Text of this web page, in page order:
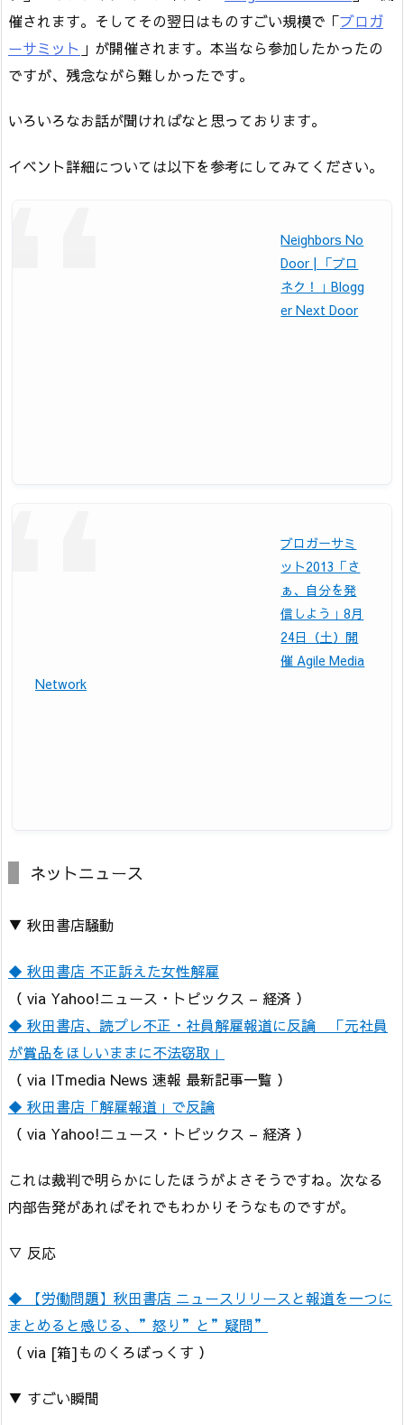
催されます。そしてその翌日はものすごい規模で「ブロガ
ーサミット 」が開催されます。本当なら参加したかったの
ですが、残念ながら難しかったです。
いろいろなお話が聞ければなと思っております。
イベント詳細については以下を参考にしてみてください。
Neighbors No
Door | 「ブロ
ネク！」Blogg
er Next Door
ブロガーサミ
ット2013「さ
ぁ、自分を発
信しよう」8月
24日（土）開
催 Agile Media
Network
ネットニュース
▼ 秋田書店騒動
◆ 秋田書店 不正訴えた女性解雇
（ via Yahoo!ニュース・トピックス – 経済 ）
◆ 秋田書店、読プレ不正・社員解雇報道に反論 「元社員
が賞品をほしいままに不法窃取」
（ via ITmedia News 速報 最新記事一覧 ）
◆ 秋田書店「解雇報道」で反論
（ via Yahoo!ニュース・トピックス – 経済 ）
これは裁判で明らかにしたほうがよさそうですね。次なる
内部告発があればそれでもわかりそうなものですが。
▽ 反応
◆ 【労働問題】秋田書店 ニュースリリースと報道を一つに
まとめると感じる、”怒り”と”疑問”
（ via [箱]ものくろぼっくす ）
▼ すごい瞬間